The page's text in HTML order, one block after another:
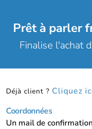
Prêt à parler
Finalise l'achat
Déjà client ? Cliquez
Coordonnées
Un mail de